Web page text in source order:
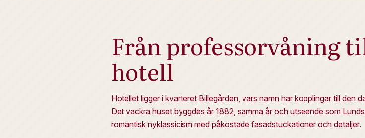
Från professorvåning
hotell
Hotellet ligger i kvarteret Billegården, vars namn har kopplingar till den
Det vackra huset byggdes år 1882, samma år och utseende som
romantisk nyklassicism med påkostade fasadstuckationer och detaljer.